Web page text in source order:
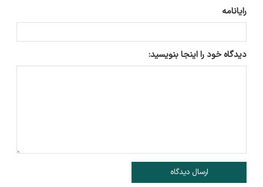
رایانامه
دیدگاه خود را اینجا بنویسید:
ارسال دیدگاه